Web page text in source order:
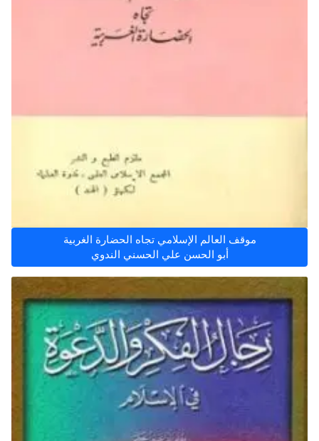
موقف العالم الإسلامي تجاه الحضارة الغربية
أبو الحسن علي الحسني الندوي